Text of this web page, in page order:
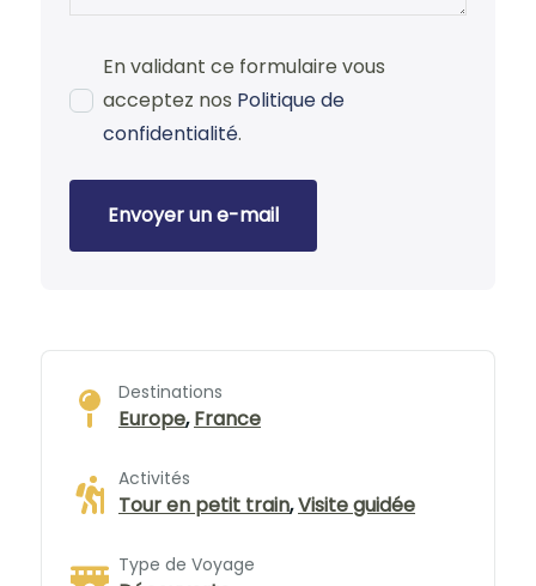
En validant ce formulaire vous
acceptez nos Politique de
confidentialité.
Envoyer un e-mail
Destinations
Europe,France
Activités
Tour en petit train,Visite guidée
Type de Voyage